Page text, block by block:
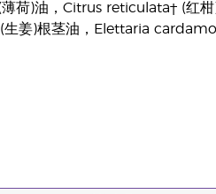
荷)油，Citrus reticulata† (红
姜)根茎油，Elettaria